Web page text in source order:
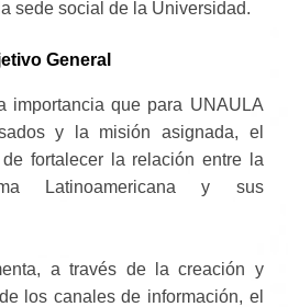
sede social de la Universidad.
General
importancia que para UNAULA
y la misión asignada, el
fortalecer la relación entre la
Latinoamericana y sus
a través de la creación y
los canales de información, el